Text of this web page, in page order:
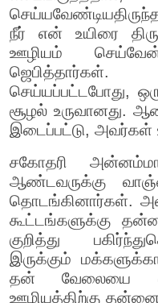
நீர் என் உயிரை
ஊழியம்
செய்யப்பட்டபோது,
சூழல் உருவானது.
இடைப்பட்டு, அவர்கள்
சகோதரி
ஆண்டவருக்கு
தொடங்கினார்கள்.
கூட்டங்களுக்கு
குறித்து
இருக்கும்
தன் வேலையை
ஊழியத்திற்கு